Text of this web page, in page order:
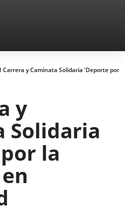
Carrera y Caminata Solidaria 'Deporte por
y
Solidaria
la